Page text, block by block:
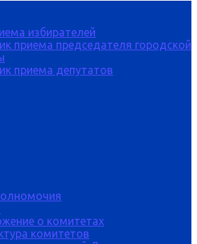
избирателей
приема председателя городской
приема депутатов
о комитетах
комитетов